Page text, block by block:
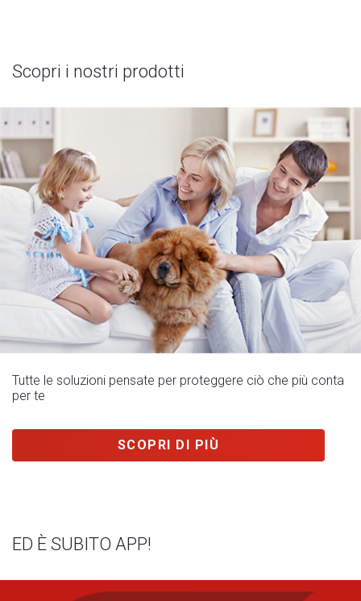
Scopri i nostri prodotti
Tutte le soluzioni pensate per proteggere ciò che più conta
per te
SCOPRI DI PIÙ
ED È SUBITO APP!